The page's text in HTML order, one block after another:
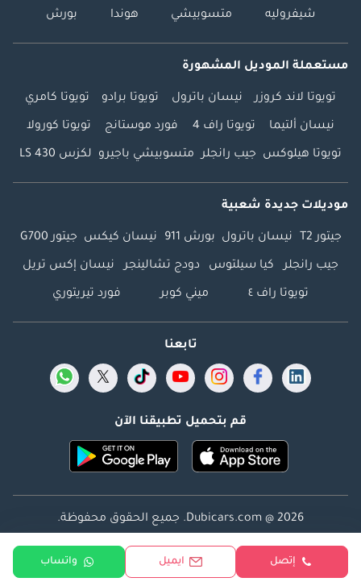
إتصل ايميل واتساب
شيفروليه متسوبيشي هوندا بورش
مستعملة الموديل المشهورة
تويوتا لاند كروزر نيسان باترول تويوتا برادو تويوتا كامري
نيسان ألتيما تويوتا راف 4 فورد موستانج تويوتا كورولا
تويوتا هيلوكس جيب رانجلر متسوبيشي باجيرو لكزس LS 430
موديلات جديدة شعبية
جيتور T2 نيسان باترول بورش 911 نيسان كيكس جيتور G700
جيب رانجلر كيا سيلتوس دودج تشالينجر نيسان إكس تريل
تويوتا راف ٤ ميني كوبر فورد تيريتوري
تابعنا
قم بتحميل تطبيقنا الآن
Dubicars.com @ 2026. جميع الحقوق محفوظة.
العنوان: 2114 ، برج شذى ، المدينة الإعلامية ، دبي ، الإمارات